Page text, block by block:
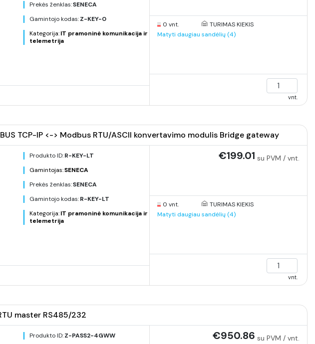
Prekės ženklas:SENECA
Gamintojo kodas: Z-KEY-0
Kategorija: IT pramoninė komunikacija ir
telemetrija
0 vnt.
TURIMAS KIEKIS
Matyti daugiau sandėlių (4)
vnt.
TCP-IP <-> Modbus RTU/ASCII konvertavimo modulis Bridge gateway
Produkto ID: R-KEY-LT
Gamintojas:SENECA
Prekės ženklas:SENECA
Gamintojo kodas: R-KEY-LT
Kategorija: IT pramoninė komunikacija ir
telemetrija
€199.01 su PVM / vnt.
0 vnt.
TURIMAS KIEKIS
Matyti daugiau sandėlių (4)
vnt.
master RS485/232
Produkto ID: Z-PASS2-4GWW €950.86 su PVM / vnt.